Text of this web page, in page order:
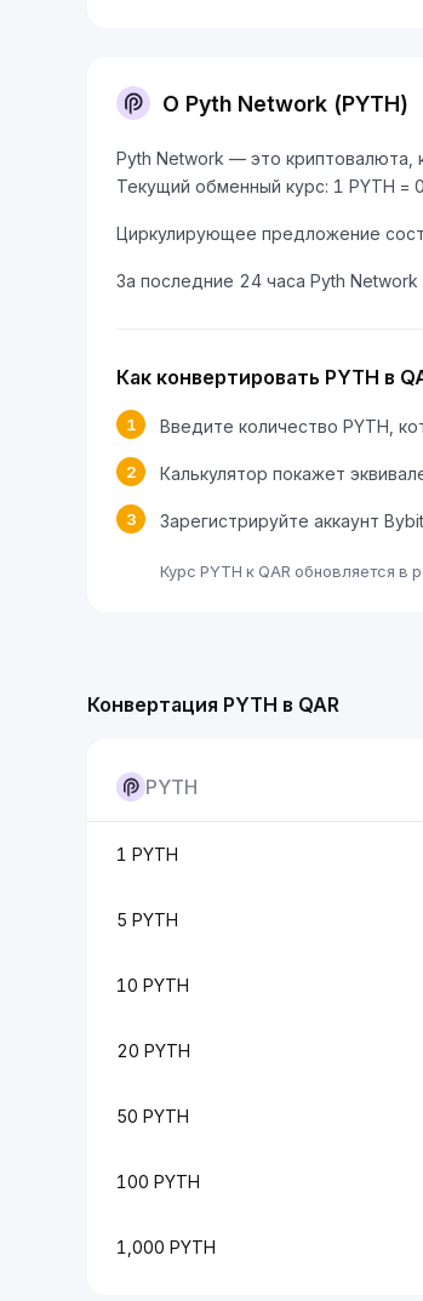
О Pyth Network (PYTH)
Pyth Network — это криптовалюта,
Циркулирующее предложение
За последние 24 часа Pyth Network
Как конвертировать PYTH в
1 Введите количество PYTH,
2 Калькулятор покажет
3 Зарегистрируйте аккаунт
Курс PYTH к QAR обновляется
Конвертация PYTH в QAR
PYTH
1 PYTH
5 PYTH
10 PYTH
20 PYTH
50 PYTH
100 PYTH
1,000 PYTH